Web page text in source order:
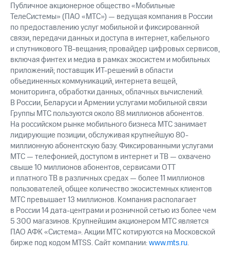
Публичное акционерное общество «Мобильные
ТелеСистемы» (ПАО «МТС») — ведущая компания в России
по предоставлению услуг мобильной и фиксированной
связи, передачи данных и доступа в интернет, кабельного
и спутникового ТВ-вещания; провайдер цифровых сервисов,
включая финтех и медиа в рамках экосистем и мобильных
приложений; поставщик ИТ-решений в области
объединенных коммуникаций, интернета вещей,
мониторинга, обработки данных, облачных вычислений.
В России, Беларуси и Армении услугами мобильной связи
Группы МТС пользуются около 88 миллионов абонентов.
На российском рынке мобильного бизнеса МТС занимает
лидирующие позиции, обслуживая крупнейшую 80-
миллионную абонентскую базу. Фиксированными услугами
МТС — телефонией, доступом в интернет и ТВ — охвачено
свыше 10 миллионов абонентов, сервисами OTT
и платного ТВ в различных средах — более 11 миллионов
пользователей, общее количество экосистемных клиентов
МТС превышает 13 миллионов. Компания располагает
в России 14 дата-центрами и розничной сетью из более чем
5 300 магазинов. Крупнейшим акционером МТС является
ПАО АФК «Система». Акции МТС котируются на Московской
бирже под кодом MTSS. Сайт компании:www.mts.ru.